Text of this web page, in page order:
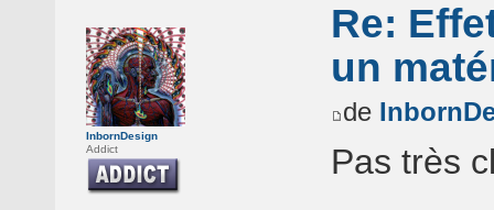
InbornDesign
Addict
Re:
un
de
Pas très